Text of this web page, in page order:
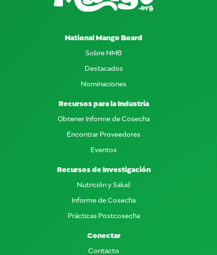
National Mango Board
Sobre NMB
Destacados
Nominaciones
Recursos para la Industria
Obtener Informe de Cosecha
Encontrar Proveedores
Eventos
Recursos de Investigación
Nutrición y Salud
Informe de Cosecha
Prácticas Postcosecha
Conectar
Contacto